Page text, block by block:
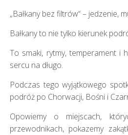
„Bałkany bez filtrów“ – jedzenie,
Bałkany to nie tylko kierunek
To smaki, rytmy, temperament i
sercu na długo.
Podczas tego wyjątkowego
podróż po Chorwacji, Bośni i
Opowiemy o miejscach,
przewodnikach, pokazemy